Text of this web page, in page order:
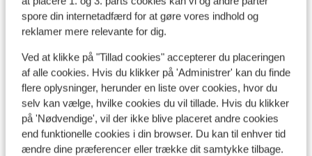
spore din internetadfærd for at gøre vores indhold og
reklamer mere relevante for dig.
Ved at klikke på "Tillad cookies" accepterer du placeringen
af alle cookies. Hvis du klikker på 'Administrer' kan du finde
flere oplysninger, herunder en liste over cookies, hvor du
selv kan vælge, hvilke cookies du vil tillade. Hvis du klikker
på 'Nødvendige', vil der ikke blive placeret andre cookies
end funktionelle cookies i din browser. Du kan til enhver tid
ændre dine præferencer eller trække dit samtykke tilbage.
Se på kort
I området
Ved stranden (sandstrand, liggestole (mod
betaling) , parasol (mod betaling) )